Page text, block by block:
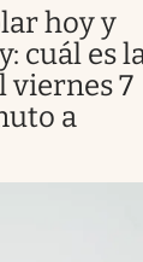
hoy y
cuál es
viernes 7
a